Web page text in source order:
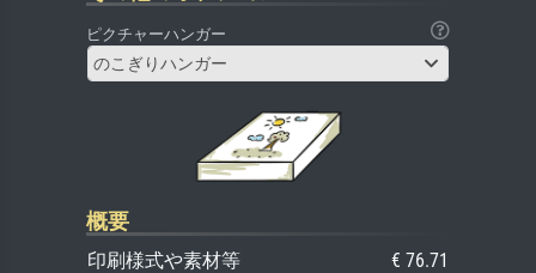
ピクチャーハンガー
のこぎりハンガー
概要
印刷様式や素材等
€ 76.71